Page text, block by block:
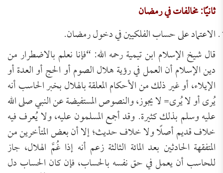
ثانيًا: مخالفات في رمضان
الاعتماد على حساب الفلكيين في دخول رمضان.
قال شيخ الإسلام ابن تيمية رحمه الله: “فإنا نعلم بالاضطرار من
دين الإسلام أن العمل في رؤية هلال الصوم أو الحج أو العدة أو
الإيلاء، أو غير ذلك من الأحكام المعلقة بالهلال بخبر الحاسب أنه
يُرى أو لا يُرى= لا يجوز، والنصوص المستفيضة عن النبي صلى الله
عليه وسلم بذلك كثيرة. وقد أجمع المسلمون عليه، ولا يُعرف فيه
خلاف قديم أصلًا ولا خلاف حديث؛ إلا أن بعض المتأخرين من
المتفقهة الحادثين بعد المائة الثالثة زعم أنه إذا غُمَّ الهلال، جاز
للحاسب أن يعمل في حق نفسه بالحساب، فإن كان الحساب دل